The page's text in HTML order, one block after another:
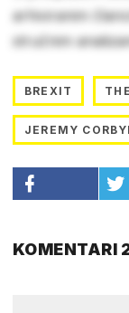
arhiviranim
stručnim
BREXIT
JEREMY
KOMENTARI